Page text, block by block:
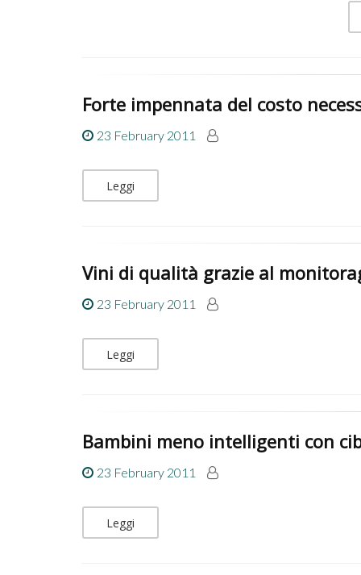
Forte impennata del costo
23 February 2011
Leggi
Vini di qualità grazie al
23 February 2011
Leggi
Bambini meno intelligenti con
23 February 2011
Leggi